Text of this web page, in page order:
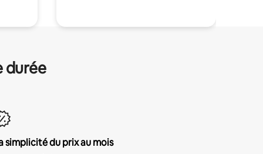
durée
simplicité du prix au mois